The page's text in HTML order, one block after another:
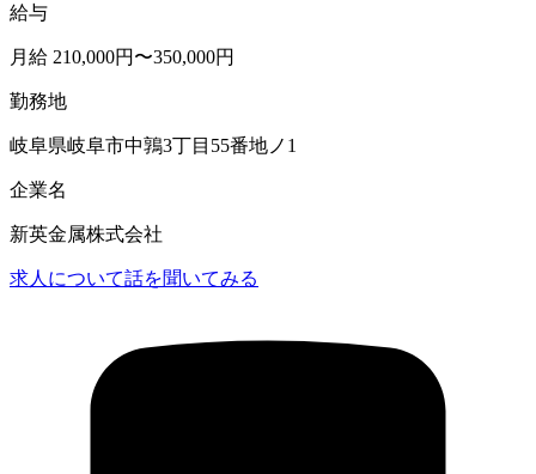
給与
月給 210,000円〜350,000円
勤務地
岐阜県岐阜市中鶉3丁目55番地ノ1
企業名
新英金属株式会社
求人について話を聞いてみる